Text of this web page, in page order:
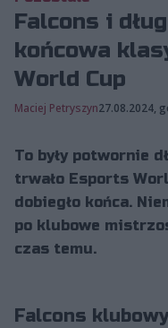
Falcons i
końcowa
World Cup
Maciej Petryszyn27.08.2024,
To były potwornie
trwało Esports
dobiegło końca.
po klubowe
czas temu.
Falcons